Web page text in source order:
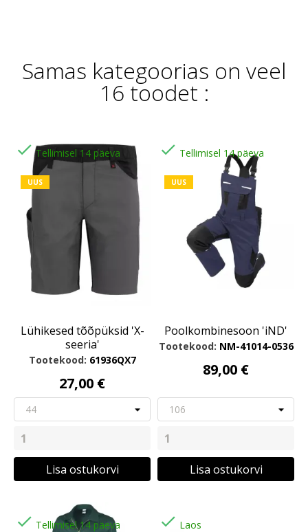
Samas kategoorias on veel
16 toodet :
 Tellimisel 14 päeva
UUS
Lühikesed tõõpüksid 'X-
seeria'
Tootekood: 61936QX7
27,00 €
Lisa ostukorvi
 Tellimisel 14 päeva
UUS
Poolkombinesoon 'iND'
Tootekood: NM-41014-0536
89,00 €
Lisa ostukorvi
 Tellimisel 14 päeva  Laos